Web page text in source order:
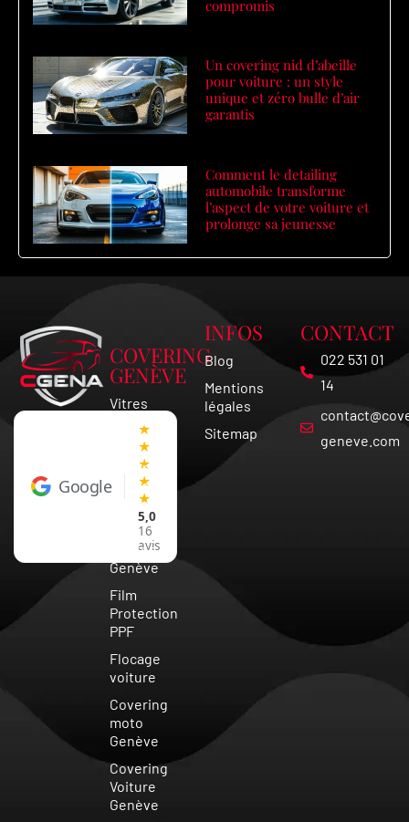
compromis
Un covering nid d’abeille
pour voiture : un style
unique et zéro bulle d’air
garantis
Comment le detailing
automobile transforme
l’aspect de votre voiture et
prolonge sa jeunesse
Google
★
★
★
★
★
5,0
16
avis
COVERING
GENÈVE
Vitres
Teintées
Covering
Voiture
Suisse
Vitre
teintée
Genève
Film
Protection
PPF
Flocage
voiture
Covering
moto
Genève
Covering
Voiture
Genève
INFOS
Blog
Mentions
légales
Sitemap
CONTACT
022 531 01
14
geneve.com